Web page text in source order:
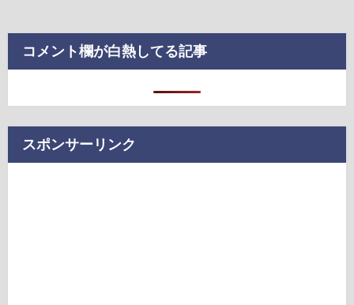
コメント欄が白熱してる記事
スポンサーリンク